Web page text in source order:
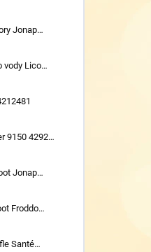
Jonap
kočička
vody Lico
9150 4292
Jonap
Froddo
Santé